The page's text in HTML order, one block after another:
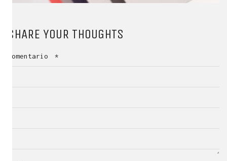
SHARE YOUR THOUGHTS
Comentario *